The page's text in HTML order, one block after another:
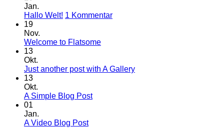
Jan.
Hallo Welt! 1 Kommentarzu
19
Nov.
Welcome to FlatsomeKeine
Welcome
13
Okt.
Just another post with A GalleryKeine
13
Okt.
A Simple Blog PostKeine
01
Jan.
A Video Blog PostKeine